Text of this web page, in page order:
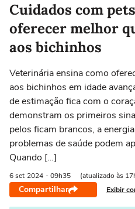
Cuidados com
oferecer melhor
aos bichinhos
Veterinária ensina como
aos bichinhos em idade
de estimação fica com o
demonstram os primeiros
pelos ficam brancos, a
problemas de saúde podem
Quando […]
6 set 2024 - 09h35 (atualizado às
Compartilhar Exibir